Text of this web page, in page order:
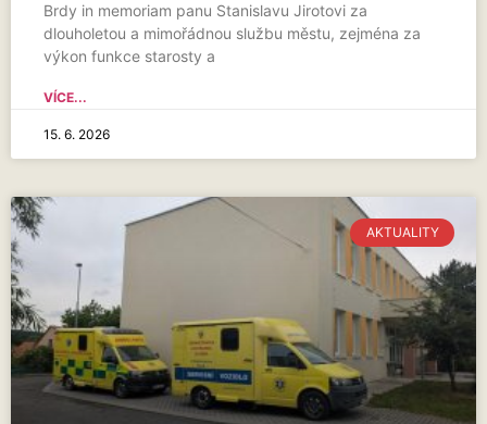
Brdy in memoriam panu Stanislavu Jirotovi za
dlouholetou a mimořádnou službu městu, zejména za
výkon funkce starosty a
VÍCE...
15. 6. 2026
AKTUALITY